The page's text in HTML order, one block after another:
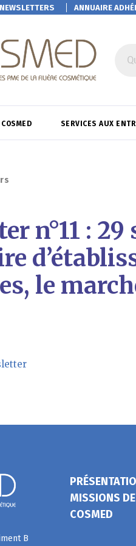
NEWSLETTERS ANNUAIRE
SERVICES AUX
n°11 :
le
B
MISSIONS DE
COSMED